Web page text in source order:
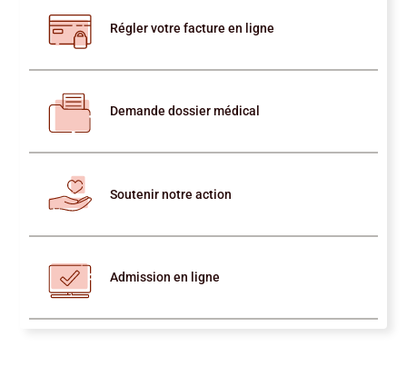
Régler votre facture en ligne
Demande dossier médical
Soutenir notre action
Admission en ligne